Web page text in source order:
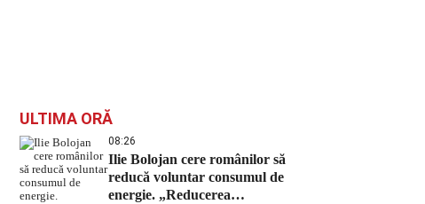
ULTIMA ORĂ
08:26
Ilie Bolojan cere românilor să
reducă voluntar consumul de
energie. „Reducerea